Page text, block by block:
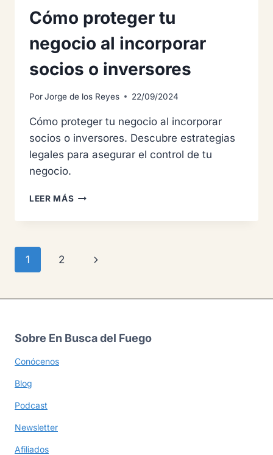
Cómo proteger tu
negocio al incorporar
socios o inversores
PorJorge de los Reyes 22/09/2024
Cómo proteger tu negocio al incorporar
socios o inversores. Descubre estrategias
legales para asegurar el control de tu
negocio.
LEER MÁSCÓMO
TU
INCORPORAR
INVERSORES
Navegación
1 2
Siguiente
Sobre En Busca del Fuego
Conócenos
Blog
Podcast
Newsletter
Afiliados